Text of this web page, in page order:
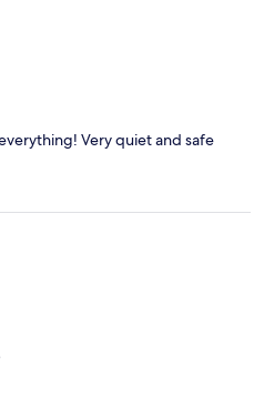
Very quiet and safe